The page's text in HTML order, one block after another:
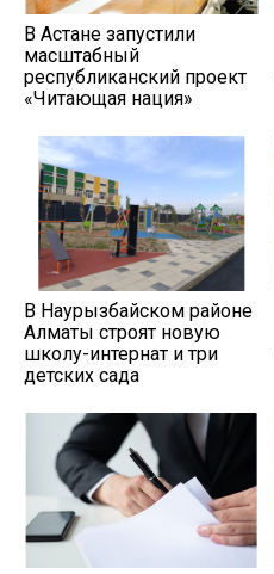
В Астане запустили
масштабный
республиканский проект
«Читающая нация»
В Наурызбайском районе
Алматы строят новую
школу-интернат и три
детских сада